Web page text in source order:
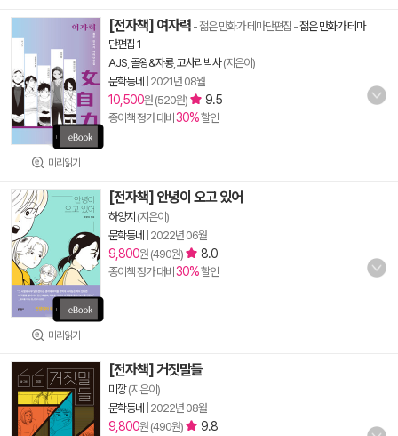
미리읽기
[전자책] 여자력 - 젊은 만화가 테마단편집 -젊은 만화가 테마
단편집 1
AJS 골왕&자룡, 고사리박사(지은이)
문학동네
2021년 08월
10,500원 (520원) 9.5
종이책 정가 대비 30%할인
미리읽기
[전자책] 안녕이 오고 있어
하양지 (지은이)
문학동네
2022년 06월
9,800원 (490원) 8.0
종이책 정가 대비 30%할인
[전자책] 거짓말들
미깡(지은이)
문학동네
2022년 08월
9,800원 (490원) 9.8